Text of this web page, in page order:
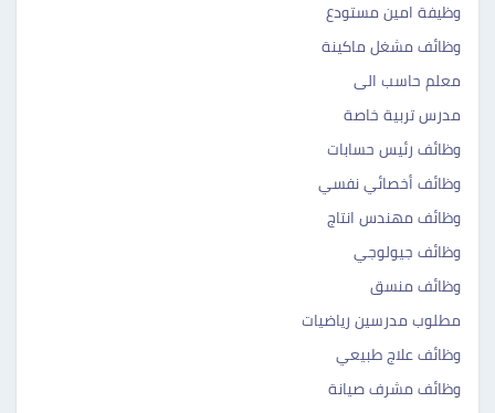
وظيفة امين مستودع
وظائف مشغل ماكينة
معلم حاسب الى
مدرس تربية خاصة
وظائف رئيس حسابات
وظائف أخصائي نفسي
وظائف مهندس انتاج
وظائف جيولوجي
وظائف منسق
مطلوب مدرسين رياضيات
وظائف علاج طبيعي
وظائف مشرف صيانة